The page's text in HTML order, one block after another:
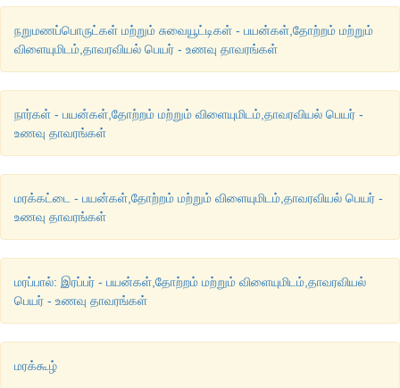
நறுமணப்பொருட்கள் மற்றும் சுவையூட்டிகள் - பயன்கள்,தோற்றம் மற்றும்
விளையுமிடம்,தாவரவியல் பெயர் - உணவு தாவரங்கள்
நார்கள் - பயன்கள்,தோற்றம் மற்றும் விளையுமிடம்,தாவரவியல் பெயர் -
உணவு தாவரங்கள்
மரக்கட்டை - பயன்கள்,தோற்றம் மற்றும் விளையுமிடம்,தாவரவியல் பெயர் -
உணவு தாவரங்கள்
மரப்பால்: இரப்பர் - பயன்கள்,தோற்றம் மற்றும் விளையுமிடம்,தாவரவியல்
பெயர் - உணவு தாவரங்கள்
மரக்கூழ்